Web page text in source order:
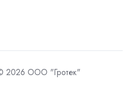
2026 ООО "Гротек"